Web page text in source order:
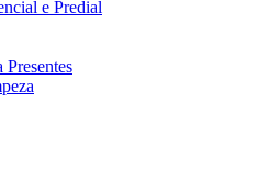
e Predial
Presentes